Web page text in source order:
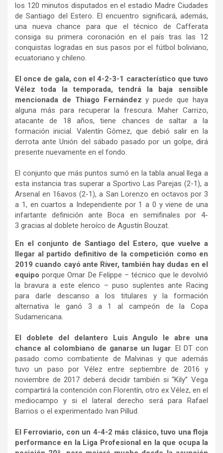
los 120 minutos disputados en el estadio Madre Ciudades
de Santiago del Estero. El encuentro significará, además,
una nueva chance para que el técnico de Cafferata
consiga su primera coronación en el país tras las 12
conquistas logradas en sus pasos por el fútbol boliviano,
ecuatoriano y chileno.
El once de gala, con el 4-2-3-1 característico que tuvo
Vélez toda la temporada, tendrá la baja sensible
mencionada de Thiago Fernándezy puede que haya
alguna más para recuperar la frescura. Maher Carrizo,
atacante de 18 años, tiene chances de saltar a la
formación inicial. Valentín Gómez, que debió salir en la
derrota ante Unión del sábado pasado por un golpe, dirá
presente nuevamente en el fondo.
El conjunto que más puntos sumó en la tabla anual llega a
esta instancia tras superar a Sportivo Las Parejas (2-1), a
Arsenal en 16avos (2-1), a San Lorenzo en octavos por 3
a 1, en cuartos a Independiente por 1 a 0 y viene de una
infartante definición ante Boca en semifinales por 4-
3 gracias al doblete heroíco de Agustín Bouzat.
En el conjunto de Santiago del Estero, que vuelve a
llegar al partido definitivo de la competición como en
2019 cuando cayó ante River, también hay dudas en el
equipo porque Omar De Felippe – técnico que le devolvió
la bravura a este elenco – puso suplentes ante Racing
para darle descanso a los titulares y la formación
alternativa le ganó 3 a 1 al campeón de la Copa
Sudamericana.
El doblete del delantero Luis Angulo le abre una
chance al colombiano de ganarse un lugar. El DT con
pasado como combatiente de Malvinas y que además
tuvo un paso por Vélez entre septiembre de 2016 y
noviembre de 2017 deberá decidir también si “Kily” Vega
compartirá la contención con Florentín, otro ex Vélez, en el
mediocampo y si el lateral derecho será para Rafael
Barrios o el experimentado Ivan Pillud.
El Ferroviario, con un 4-4-2 más clásico, tuvo una floja
performance en la Liga Profesional en la que ocupa la